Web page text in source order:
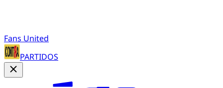
Fans United
PARTIDOS